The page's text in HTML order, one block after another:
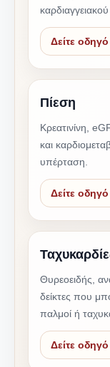
Δείτε οδηγό
Πίεση
Κρεατινίνη,
και
υπέρταση.
Δείτε οδηγό
Θυρεοειδής,
δείκτες που
παλμοί ή
Δείτε οδηγό